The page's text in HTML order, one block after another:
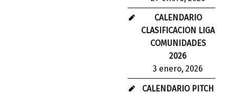
CALENDARIO
CLASIFICACION LIGA
COMUNIDADES
2026
3 enero, 2026
CALENDARIO PITCH